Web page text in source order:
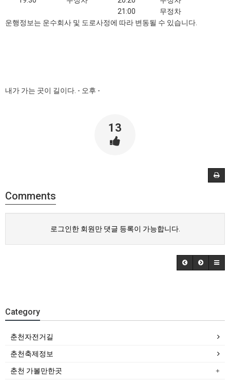
21:00
무정차
운행정보는 운수회사 및 도로사정에 따라 변동될 수 있습니다.
내가 가는 곳이 길이다. - 오후 -
13
Comments
로그인한 회원만 댓글 등록이 가능합니다.
Category
춘천자전거길
춘천축제정보
춘천 가볼만한곳